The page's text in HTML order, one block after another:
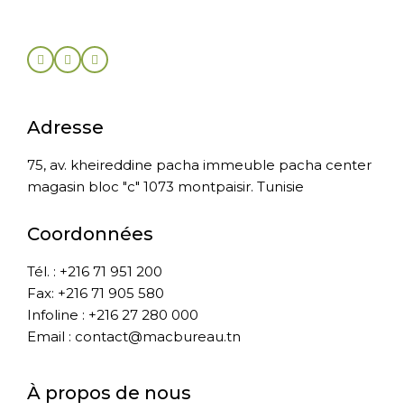
Adresse
75, av. kheireddine pacha immeuble pacha center
magasin bloc "c" 1073 montpaisir. Tunisie
Coordonnées
Tél. : +216 71 951 200
Fax: +216 71 905 580
Infoline : +216 27 280 000
Email : contact@macbureau.tn
À propos de nous